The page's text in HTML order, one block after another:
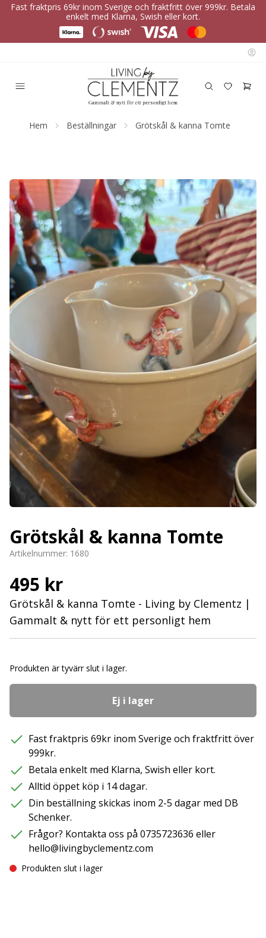
Fast fraktpris 69kr inom Sverige och fraktfritt över 999kr. Betala
enkelt med Klarna, Swish eller kort.
Hem Beställningar Grötskål & kanna Tomte
Grötskål & kanna Tomte
Artikelnummer: 1680
495 kr
Grötskål & kanna Tomte - Living by Clementz |
Gammalt & nytt för ett personligt hem
Produkten är tyvärr slut i lager.
Ej i lager
Fast fraktpris 69kr inom Sverige och fraktfritt över
999kr.
Betala enkelt med Klarna, Swish eller kort.
Alltid öppet köp i 14 dagar.
Din beställning skickas inom 2-5 dagar med DB
Schenker.
Frågor? Kontakta oss på 0735723636 eller
hello@livingbyclementz.com
Produkten slut i lager